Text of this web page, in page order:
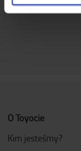
O Toyocie
Kim jesteśmy?